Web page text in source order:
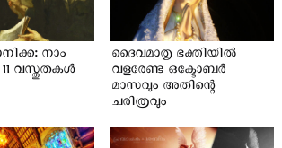
നാം
വസ്തുതകൾ
ദൈവമാതൃ ഭക്തിയിൽ
വളരേണ്ട ഒക്ടോബർ
മാസവും അതിന്റെ
ചരിത്രവും